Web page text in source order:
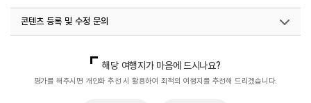
콘텐츠 등록 및 수정 문의
해당 여행지가 마음에 드시나요?
평가를 해주시면 개인화 추천 시 활용하여 최적의 여행지를 추천해 드리겠습니다.